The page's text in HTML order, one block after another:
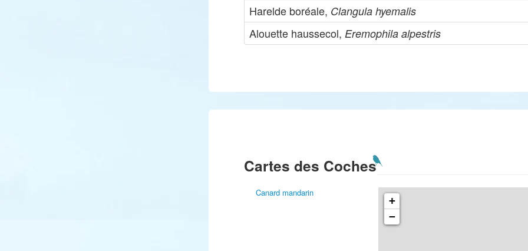
Harelde boréale, Clangula hyemalis
Alouette haussecol, Eremophila alpestris
Cartes des Coches
Canard mandarin
+
−